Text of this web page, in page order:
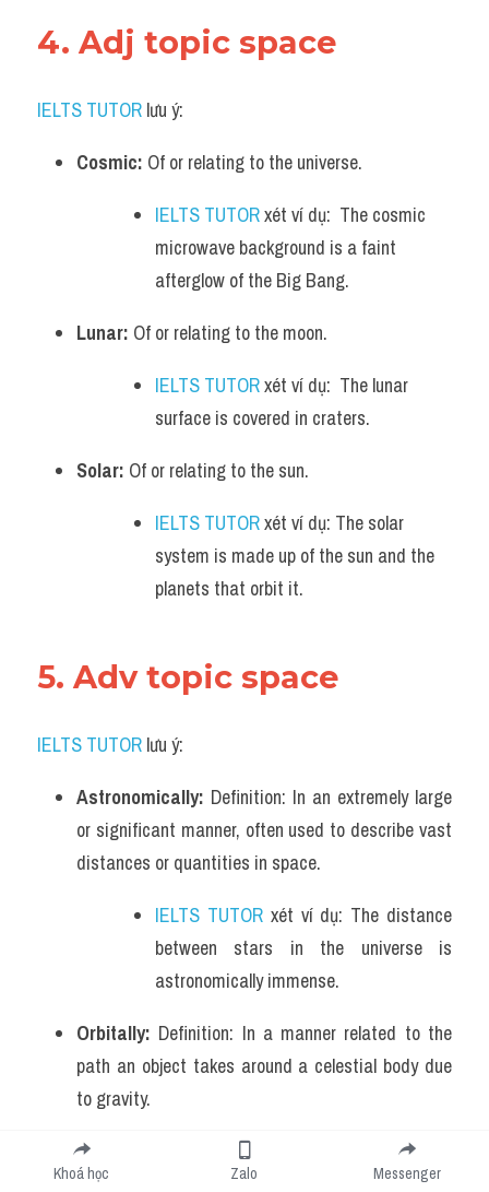
4. Adj topic space
IELTS TUTOR lưu ý:
Cosmic: Of or relating to the universe.
IELTS TUTOR xét ví dụ:  The cosmic
microwave background is a faint
afterglow of the Big Bang.
Lunar: Of or relating to the moon.
IELTS TUTOR xét ví dụ:  The lunar
surface is covered in craters.
Solar: Of or relating to the sun.
IELTS TUTOR xét ví dụ: The solar
system is made up of the sun and the
planets that orbit it.
5. Adv topic space
IELTS TUTOR lưu ý:
Astronomically: Definition: In an extremely large
or significant manner, often used to describe vast
distances or quantities in space.
IELTS TUTOR xét ví dụ: The distance
between stars in the universe is
astronomically immense.
Orbitally: Definition: In a manner related to the
path an object takes around a celestial body due
to gravity.
IELTS TUTOR
xét ví dụ: The satellite
was placed orbitally around the Earth to
Khoá học Zalo Messenger